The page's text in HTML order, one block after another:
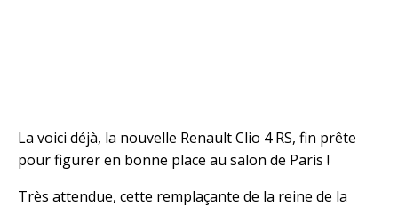
La voici déjà, la nouvelle Renault Clio 4 RS, fin prête
pour figurer en bonne place au salon de Paris !
Très attendue, cette remplaçante de la reine de la